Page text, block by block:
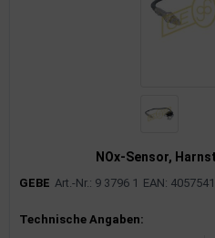
NOx-Sensor,
GEBE Art.-Nr.: 9 3796 1 EAN:
Produktinformationen
Technische Angaben: